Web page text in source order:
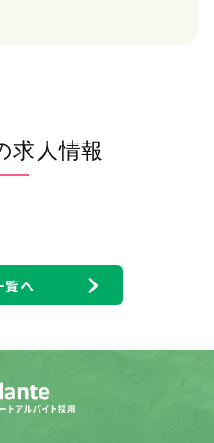
個人情報をお預かりしている
業務実態に応じた個人情報保護
ると共に、個人情報の収集、利
のアクセス管理、個人情報の持
らの不正アクセスの防止等の対
洩、滅失またはき損の防止に努
、個人情報の取扱いに関する
の規範を遵守します。また、当
これらの法令および指針その
権利尊重 当社は、個人情報に
求人情報
覧へ